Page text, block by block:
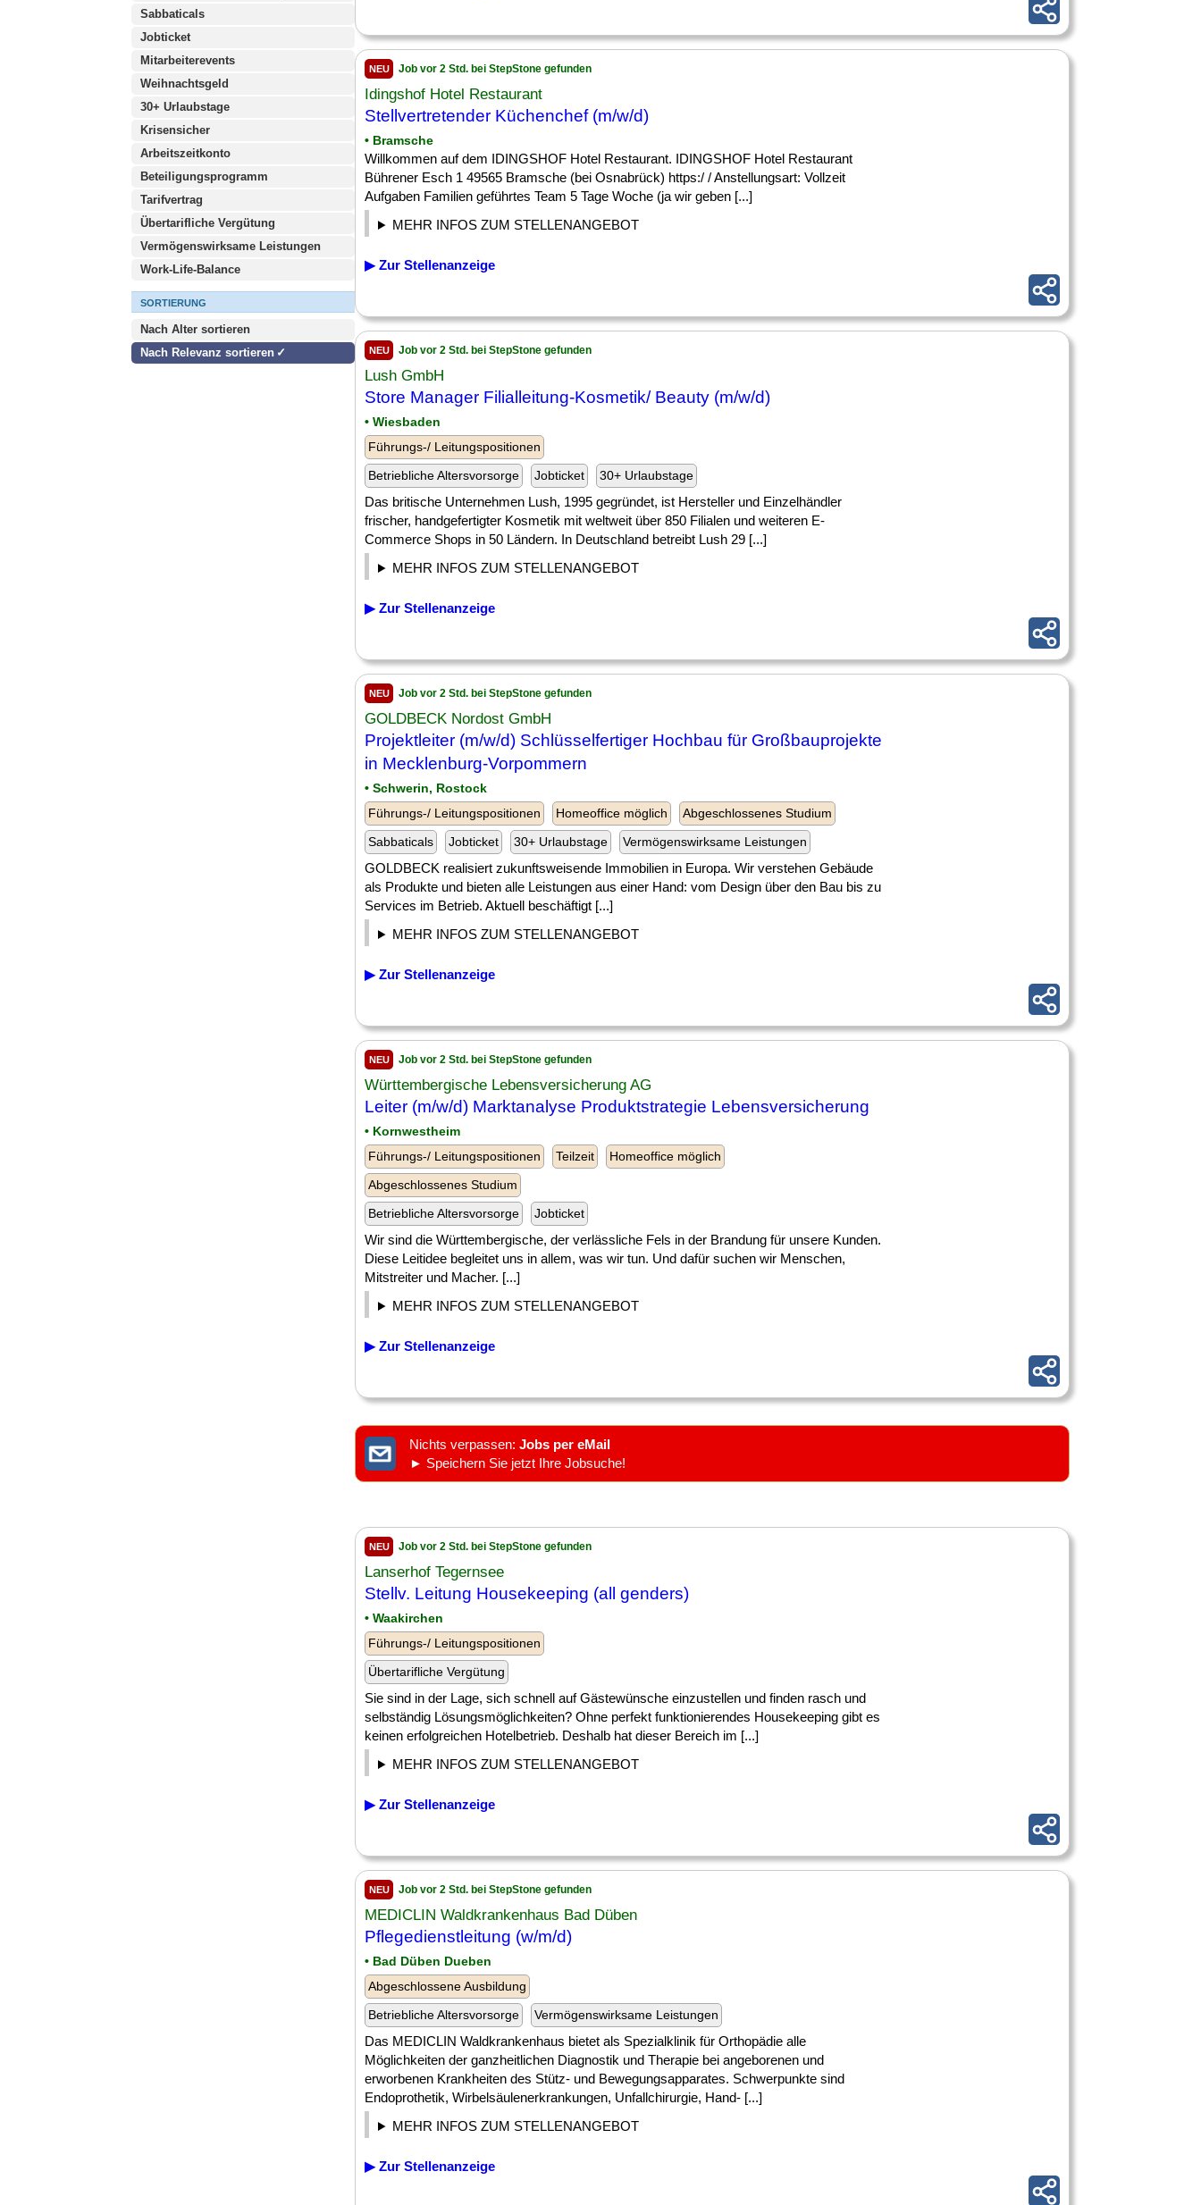
Sabbaticals
Jobticket
Mitarbeiterevents
Weihnachtsgeld
30+ Urlaubstage
Krisensicher
Arbeitszeitkonto
Beteiligungsprogramm
Tarifvertrag
Übertarifliche Vergütung
Vermögenswirksame Leistungen
Work-Life-Balance
SORTIERUNG
Nach Alter sortieren
Nach Relevanz sortieren
NEU Job vor 2 Std. bei StepStone gefunden
Idingshof Hotel Restaurant
Stellvertretender Küchenchef (m/w/d)
• Bramsche
Willkommen auf dem IDINGSHOF Hotel Restaurant. IDINGSHOF Hotel Restaurant
Bührener Esch 1 49565 Bramsche (bei Osnabrück) https:/ / Anstellungsart: Vollzeit
Aufgaben Familien geführtes Team 5 Tage Woche (ja wir geben [...]
MEHR INFOS ZUM STELLENANGEBOT
▶ Zur Stellenanzeige
NEU Job vor 2 Std. bei StepStone gefunden
Lush GmbH
Store Manager Filialleitung-Kosmetik/ Beauty (m/w/d)
• Wiesbaden
Führungs-/ Leitungspositionen
Betriebliche Altersvorsorge
Jobticket 30+ Urlaubstage
Das britische Unternehmen Lush, 1995 gegründet, ist Hersteller und Einzelhändler
frischer, handgefertigter Kosmetik mit weltweit über 850 Filialen und weiteren E-
Commerce Shops in 50 Ländern. In Deutschland betreibt Lush 29 [...]
MEHR INFOS ZUM STELLENANGEBOT
▶ Zur Stellenanzeige
NEU Job vor 2 Std. bei StepStone gefunden
GOLDBECK Nordost GmbH
Projektleiter (m/w/d) Schlüsselfertiger Hochbau für Großbauprojekte
in Mecklenburg-Vorpommern
• Schwerin, Rostock
Führungs-/ Leitungspositionen
Homeoffice möglich
Abgeschlossenes Studium
Sabbaticals
Jobticket 30+ Urlaubstage Vermögenswirksame Leistungen
GOLDBECK realisiert zukunftsweisende Immobilien in Europa. Wir verstehen Gebäude
als Produkte und bieten alle Leistungen aus einer Hand: vom Design über den Bau bis zu
Services im Betrieb. Aktuell beschäftigt [...]
MEHR INFOS ZUM STELLENANGEBOT
▶ Zur Stellenanzeige
NEU Job vor 2 Std. bei StepStone gefunden
Württembergische Lebensversicherung AG
Leiter (m/w/d) Marktanalyse Produktstrategie Lebensversicherung
• Kornwestheim
Führungs-/ Leitungspositionen
Teilzeit
Homeoffice möglich
Abgeschlossenes Studium
Betriebliche Altersvorsorge
Jobticket
Wir sind die Württembergische, der verlässliche Fels in der Brandung für unsere Kunden.
Diese Leitidee begleitet uns in allem, was wir tun. Und dafür suchen wir Menschen,
Mitstreiter und Macher. [...]
MEHR INFOS ZUM STELLENANGEBOT
▶ Zur Stellenanzeige
Nichts verpassen: Jobs per eMail
► Speichern Sie jetzt Ihre Jobsuche!
NEU Job vor 2 Std. bei StepStone gefunden
Lanserhof Tegernsee
Stellv. Leitung Housekeeping (all genders)
• Waakirchen
Führungs-/ Leitungspositionen
Übertarifliche Vergütung
Sie sind in der Lage, sich schnell auf Gästewünsche einzustellen und finden rasch und
selbständig Lösungsmöglichkeiten? Ohne perfekt funktionierendes Housekeeping gibt es
keinen erfolgreichen Hotelbetrieb. Deshalb hat dieser Bereich im [...]
MEHR INFOS ZUM STELLENANGEBOT
▶ Zur Stellenanzeige
NEU Job vor 2 Std. bei StepStone gefunden
MEDICLIN Waldkrankenhaus Bad Düben
Pflegedienstleitung (w/m/d)
• Bad Düben Dueben
Abgeschlossene Ausbildung
Betriebliche Altersvorsorge
Vermögenswirksame Leistungen
Das MEDICLIN Waldkrankenhaus bietet als Spezialklinik für Orthopädie alle
Möglichkeiten der ganzheitlichen Diagnostik und Therapie bei angeborenen und
erworbenen Krankheiten des Stütz- und Bewegungsapparates. Schwerpunkte sind
Endoprothetik, Wirbelsäulenerkrankungen, Unfallchirurgie, Hand- [...]
MEHR INFOS ZUM STELLENANGEBOT
▶ Zur Stellenanzeige